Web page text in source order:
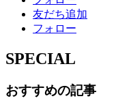
友だち追加
フォロー
SPECIAL
おすすめの記事